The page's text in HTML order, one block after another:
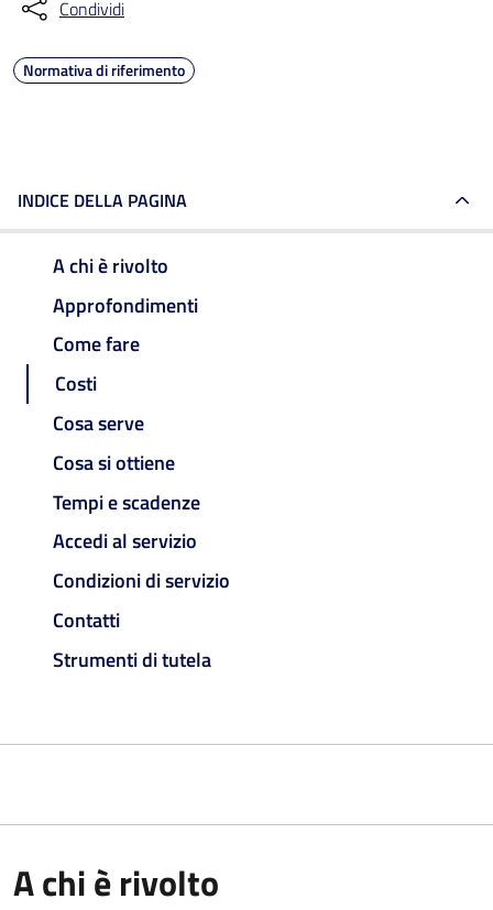
Condividi
Normativa di riferimento
INDICE DELLA PAGINA
A chi è rivolto
Approfondimenti
Come fare
Costi
Cosa serve
Cosa si ottiene
Tempi e scadenze
Accedi al servizio
Condizioni di servizio
Contatti
Strumenti di tutela
A chi è rivolto